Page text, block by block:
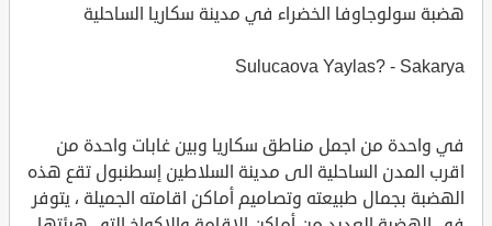
هضبة سولوجاوفا الخضراء في مدينة سكاريا الساحلية
Sulucaova Yaylas? - Sakarya
في واحدة من اجمل مناطق سكاريا وبين غابات واحدة من
اقرب المدن الساحلية الى مدينة السلاطين إسطنبول تقع هذه
الهضبة بجمال طبيعته وتصاميم أماكن اقامته الجميلة ، يتوفر